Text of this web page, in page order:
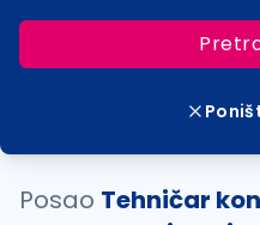
Posao Tehničar